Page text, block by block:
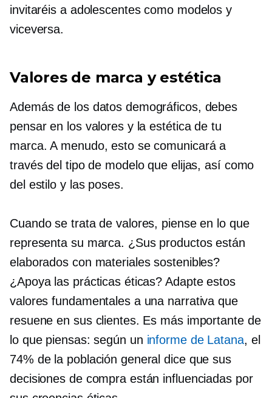
invitaréis a adolescentes como modelos y
viceversa.
Valores de marca y estética
Además de los datos demográficos, debes
pensar en los valores y la estética de tu
marca. A menudo, esto se comunicará a
través del tipo de modelo que elijas, así como
del estilo y las poses.
Cuando se trata de valores, piense en lo que
representa su marca. ¿Sus productos están
elaborados con materiales sostenibles?
¿Apoya las prácticas éticas? Adapte estos
valores fundamentales a una narrativa que
resuene en sus clientes. Es más importante de
lo que piensas: según un informe de Latana, el
74% de la población general dice que sus
decisiones de compra están influenciadas por